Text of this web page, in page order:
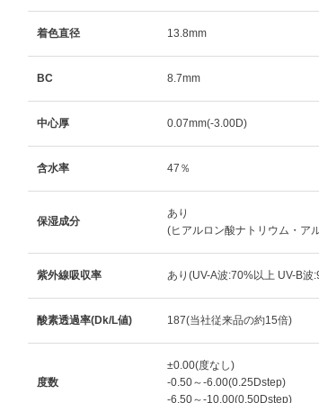
着色直径 13.8mm
BC 8.7mm
中心厚 0.07mm(-3.00D)
含水率 47％
保湿成分
あり
(ヒアルロン酸ナトリウム・ア
紫外線吸収率 あり(UV-A波:70%以上 UV-B波
酸素透過率(Dk/L値) 187(当社従来品の約15倍)
度数
±0.00(度なし)
-0.50～-6.00(0.25Dstep)
-6.50～-10.00(0.50Dstep)